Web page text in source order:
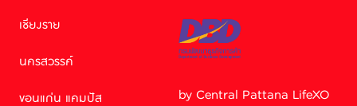
เชียงราย
นครสวรรค์
ขอนแก่น แคมปัส
by Central Pattana LifeXO